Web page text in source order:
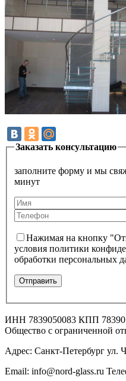
Заказать консультацию
заполните форму и мы
минут
Нажимая на кнопку
условия политики
обработки персональных
ИНН 7839050083 КПП
Общество с ограниченной
Адрес: Санкт-Петербург ул.
Email: info@nord-glass.ru